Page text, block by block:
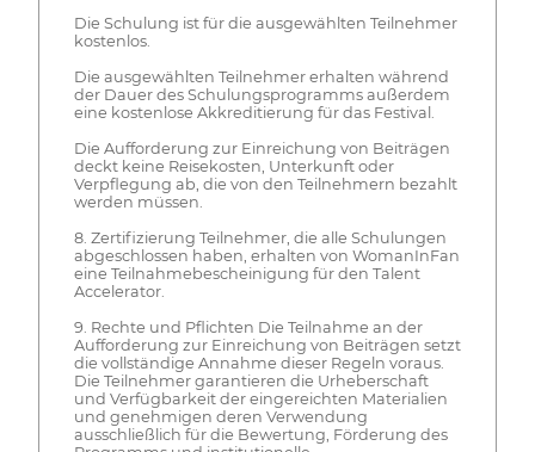
Die Schulung ist für die ausgewählten Teilnehmer
kostenlos.
Die ausgewählten Teilnehmer erhalten während
der Dauer des Schulungsprogramms außerdem
eine kostenlose Akkreditierung für das Festival.
Die Aufforderung zur Einreichung von Beiträgen
deckt keine Reisekosten, Unterkunft oder
Verpflegung ab, die von den Teilnehmern bezahlt
werden müssen.
8. Zertifizierung Teilnehmer, die alle Schulungen
abgeschlossen haben, erhalten von WomanInFan
eine Teilnahmebescheinigung für den Talent
Accelerator.
9. Rechte und Pflichten Die Teilnahme an der
Aufforderung zur Einreichung von Beiträgen setzt
die vollständige Annahme dieser Regeln voraus.
Die Teilnehmer garantieren die Urheberschaft
und Verfügbarkeit der eingereichten Materialien
und genehmigen deren Verwendung
ausschließlich für die Bewertung, Förderung des